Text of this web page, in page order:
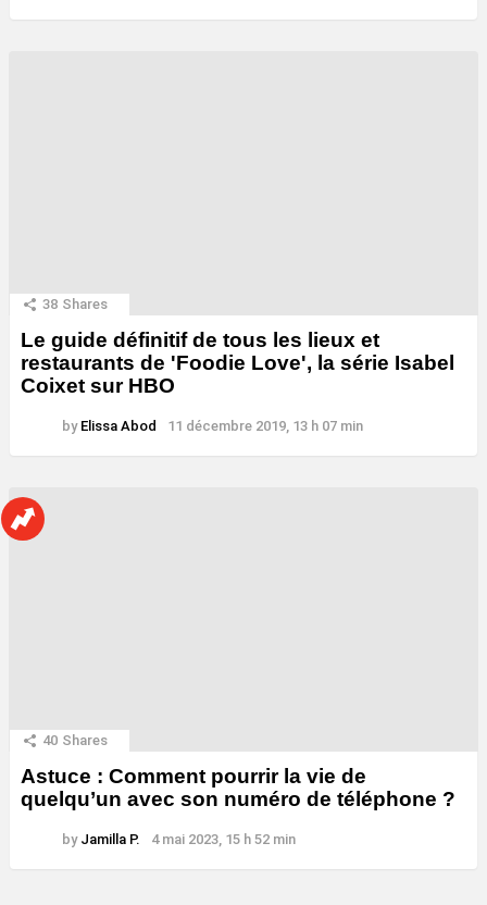
38 Shares
Le guide définitif de tous les lieux et
restaurants de 'Foodie Love', la série Isabel
Coixet sur HBO
by Elissa Abod 11 décembre 2019, 13 h 07 min
40 Shares
Astuce : Comment pourrir la vie de
quelqu’un avec son numéro de téléphone ?
by Jamilla P. 4 mai 2023, 15 h 52 min